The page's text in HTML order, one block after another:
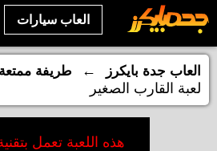
العاب سيارات
العاب جدة بايكرز ← طريفة
لعبة القارب الصغير
هذه اللعبة تعمل